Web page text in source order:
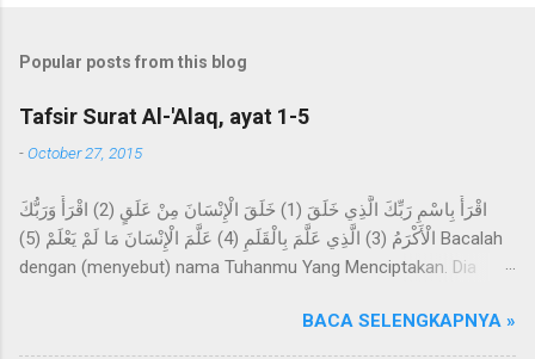
Popular posts from this blog
Tafsir Surat Al-'Alaq, ayat 1-5
-October 27, 2015
اقْرَأْ بِاسْمِ رَبِّكَ الَّذِي خَلَقَ (1) خَلَقَ الْإِنْسَانَ مِنْ عَلَقٍ (2) اقْرَأْ وَرَبُّكَ
الْأَكْرَمُ (3) الَّذِي عَلَّمَ بِالْقَلَمِ (4) عَلَّمَ الْإِنْسَانَ مَا لَمْ يَعْلَمْ (5) Bacalah
dengan (menyebut) nama Tuhanmu Yang Menciptakan. Dia
Tuhanmulah Yang Maha Pemurah, Yang mengajar (manusia)
dengan perantaraan qalam. Dia mengajarkan kepada manusia
BACA SELENGKAPNYA »